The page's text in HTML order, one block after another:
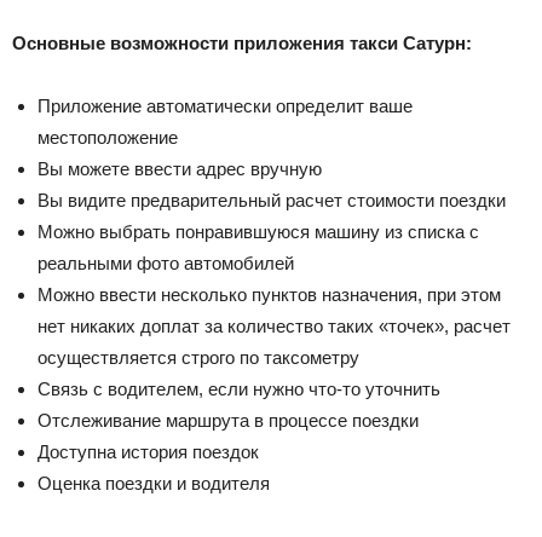
Основные возможности приложения такси Сатурн:
Приложение автоматически определит ваше
местоположение
Вы можете ввести адрес вручную
Вы видите предварительный расчет стоимости поездки
Можно выбрать понравившуюся машину из списка с
реальными фото автомобилей
Можно ввести несколько пунктов назначения, при этом
нет никаких доплат за количество таких «точек», расчет
осуществляется строго по таксометру
Связь с водителем, если нужно что-то уточнить
Отслеживание маршрута в процессе поездки
Доступна история поездок
Оценка поездки и водителя